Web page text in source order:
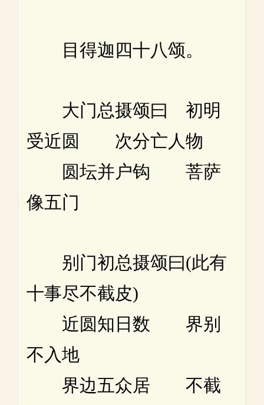
目得迦四十八颂。
大门总摄颂曰 初明
受近圆 次分亡人物
圆坛并户钩 菩萨
像五门
别门初总摄颂曰(此有
十事尽不截皮)
近圆知日数 界别
不入地
界边五众居 不截